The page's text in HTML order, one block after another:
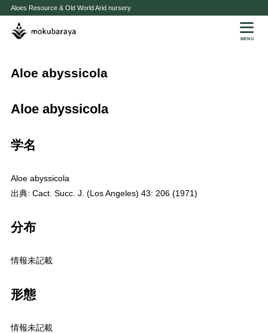
Aloes Resource & Old World Arid nursery
MENU
Aloe abyssicola
Aloe abyssicola
学名
Aloe abyssicola
出典: Cact. Succ. J. (Los Angeles) 43: 206 (1971)
分布
情報未記載
形態
情報未記載